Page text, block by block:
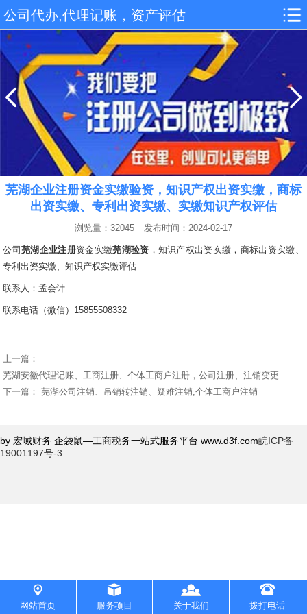
公司代办,代理记账，资产评估
芜湖企业注册资金实缴验资，知识产权出资实缴，商标
出资实缴、专利出资实缴、实缴知识产权评估
浏览量：32045 发布时间：2024-02-17
公司芜湖企业注册资金实缴芜湖验资 ，知识产权出资实缴，商标出资实缴、
专利出资实缴、知识产权实缴评估
联系人：孟会计
联系电话（微信）15855508332
上一篇：
芜湖安徽代理记账、工商注册、个体工商户注册，公司注册、注销变更
下一篇：芜湖公司注销、吊销转注销、疑难注销,个体工商户注销
by 宏域财务 企袋鼠—工商税务一站式服务平台 www.d3f.com皖ICP备
19001197号-3
网站首页 服务项目 关于我们 拨打电话